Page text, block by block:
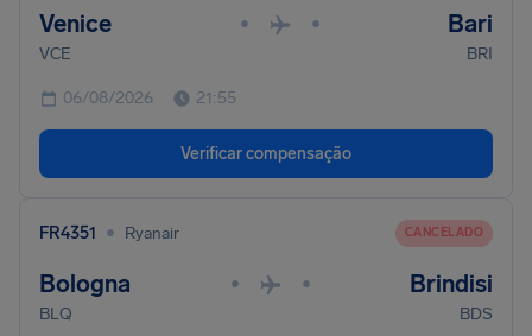
Venice • • Bari
VCE BRI
06/08/2026 21:55
Verificar compensação
FR4351 • Ryanair CANCELADO
Bologna • • Brindisi
BLQ BDS